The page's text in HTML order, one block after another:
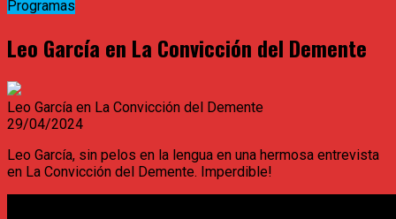
Programas
Leo García en La Convicción del Demente
Leo García en La Convicción del Demente
29/04/2024
Leo García, sin pelos en la lengua en una hermosa entrevista
en La Convicción del Demente. Imperdible!